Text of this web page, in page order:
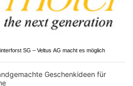
SG – Veltus AG macht es möglich